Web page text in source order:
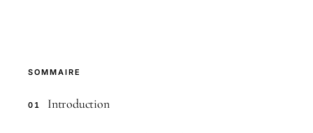
SOMMAIRE
01 Introduction